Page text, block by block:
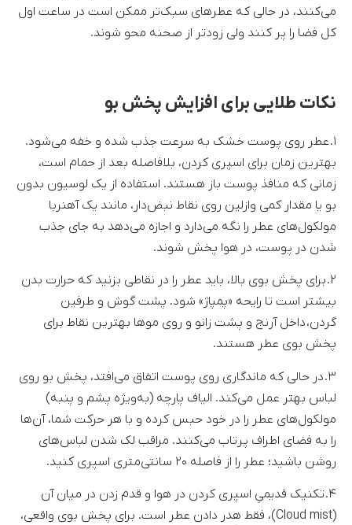
می‌کنند، در حالی که عطرهای سبک‌تر ممکن است در ساعت اول
کل فضا را پر کنند ولی زودتر از صحنه محو شوند.
نکات طلایی برای افزایش پخش بو
۱. عطر روی پوست خشک به سرعت جذب شده و خفه می‌شود.
بهترین زمان برای اسپری کردن، بلافاصله بعد از حمام است،
زمانی که منافذ پوست باز هستند. استفاده از یک لوسیون بدون
بو یا مقدار کمی وازلین روی نقاط نبض‌دار، مانند یک آهنربا
مولکول‌های عطر را نگه می‌دارد و اجازه می‌دهد به جای جذب
شدن در پوست، در هوا پخش شوند.
۲. برای پخش بوی بالا، باید عطر را در نقاطی بزنید که حرارت بدن
بیشتر است تا رایحه «پمپاژ» شود. پشت گوش و طرفین
گردن، داخل آرنج و پشت زانو و روی موها بهترین نقاط برای
پخش بوی عطر هستند.
۳. در حالی که ماندگاری روی پوست اتفاق می‌افتد، پخش بو روی
لباس بهتر عمل می‌کند. الیاف پارچه (به‌ویژه پشم و پنبه)
مولکول‌های عطر را در خود حبس کرده و با هر حرکت شما، آن‌ها
را به فضای اطراف پرتاب می‌کنند. مراقب لک شدن لباس‌های
روشن باشید؛ عطر را از فاصله ۲۰ سانتی‌متری اسپری کنید.
۴. تکنیک قدیمیِ اسپری کردن در هوا و قدم زدن در میان آن
(Cloud mist)، فقط هدر دادن عطر است. برای پخش بوی واقعی،